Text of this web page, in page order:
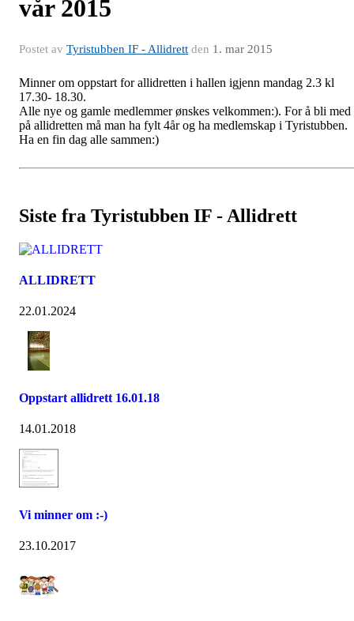
vår 2015
Postet av Tyristubben IF - Allidrett den 1. mar 2015
Minner om oppstart for allidretten i hallen igjenn mandag 2.3 kl
17.30- 18.30.
Alle nye og gamle medlemmer ønskes velkommen:). For å bli med
på allidretten må man ha fylt 4år og ha medlemskap i Tyristubben.
Ha en fin dag alle sammen:)
Siste fra Tyristubben IF - Allidrett
ALLIDRETT
22.01.2024
Oppstart allidrett 16.01.18
14.01.2018
Vi minner om :-)
23.10.2017